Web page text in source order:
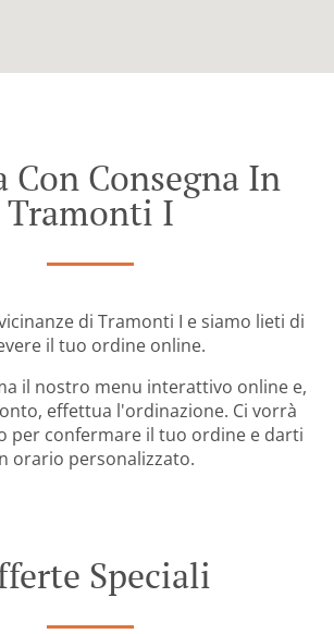
Con Consegna In
Tramonti I
di Tramonti I e siamo lieti di
il tuo ordine online.
il nostro menu interattivo online e,
effettua l'ordinazione. Ci vorrà
per confermare il tuo ordine e darti
orario personalizzato.
Speciali